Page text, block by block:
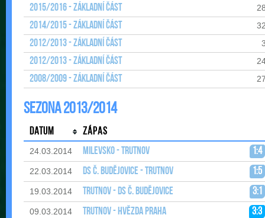
2015/2016 - Základní část
2014/2015 - Základní část
2012/2013 - Základní část
2012/2013 - Základní část
2008/2009 - Základní část
Sezona 2013/2014
Datum Zápas
24.03.2014 Milevsko - Trutnov 1:4
22.03.2014 DS Č. Budějovice - Trutnov 1:5
19.03.2014 Trutnov - DS Č. Budějovice 3:1
09.03.2014 Trutnov - Hvězda Praha 3:3